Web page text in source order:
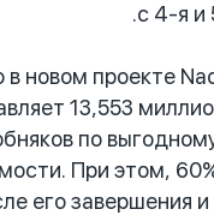
с 4-я и
новом проекте
13,553
по
При этом,
его завершения